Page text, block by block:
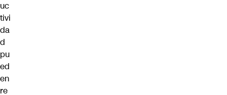
uc
tivi
da
d
pu
ed
en
re